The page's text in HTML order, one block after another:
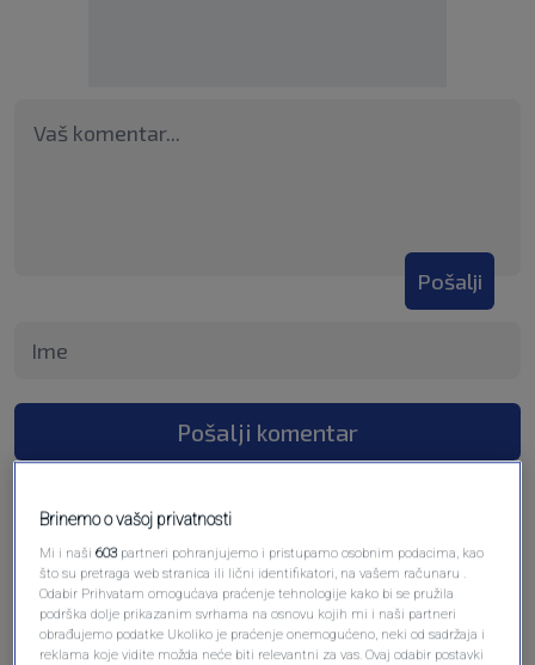
Pošalji
Pošalji komentar
Brinemo o vašoj privatnosti
Mi i naši603 partneri pohranjujemo i pristupamo osobnim podacima, kao
što su pretraga web stranica ili lični identifikatori, na vašem računaru .
Odabir Prihvatam omogućava praćenje tehnologije kako bi se pružila
podrška dolje prikazanim svrhama na osnovu kojih mi i naši partneri
obrađujemo podatke Ukoliko je praćenje onemogućeno, neki od sadržaja i
reklama koje vidite možda neće biti relevantni za vas. Ovaj odabir postavki